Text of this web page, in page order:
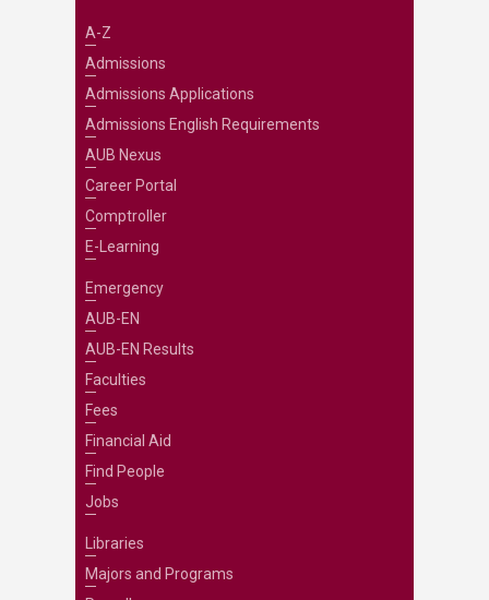
A-Z
Admissions
Admissions Applications
Admissions English Requirements
AUB Nexus
Career Portal
Comptroller
E-Learning
Emergency
AUB-EN
AUB-EN Results
Faculties
Fees
Financial Aid
Find People
Jobs
Libraries
Majors and Programs